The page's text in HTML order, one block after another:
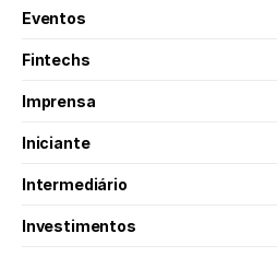
Eventos
Fintechs
Imprensa
Iniciante
Intermediário
Investimentos